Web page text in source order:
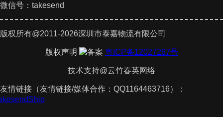
微信号：takesend
版权所有@2011-2026深圳市泰嘉物流有限公司
版权声明 粤ICP备12027267号
技术支持@云竹春英网络
友情链接（友情链接/媒体合作：QQ1164463716）：